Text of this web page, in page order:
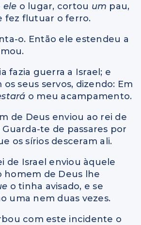
ele o lugar, cortou um pau,
fez flutuar o ferro.
o. Então ele estendeu a
fazia guerra a Israel; e
seus servos, dizendo: Em
o meu acampamento.
de Deus enviou ao rei de
Guarda-te de passares por
os sírios desceram ali.
de Israel enviou àquele
homem de Deus lhe
o tinha avisado, e se
uma nem duas vezes.
com este incidente o